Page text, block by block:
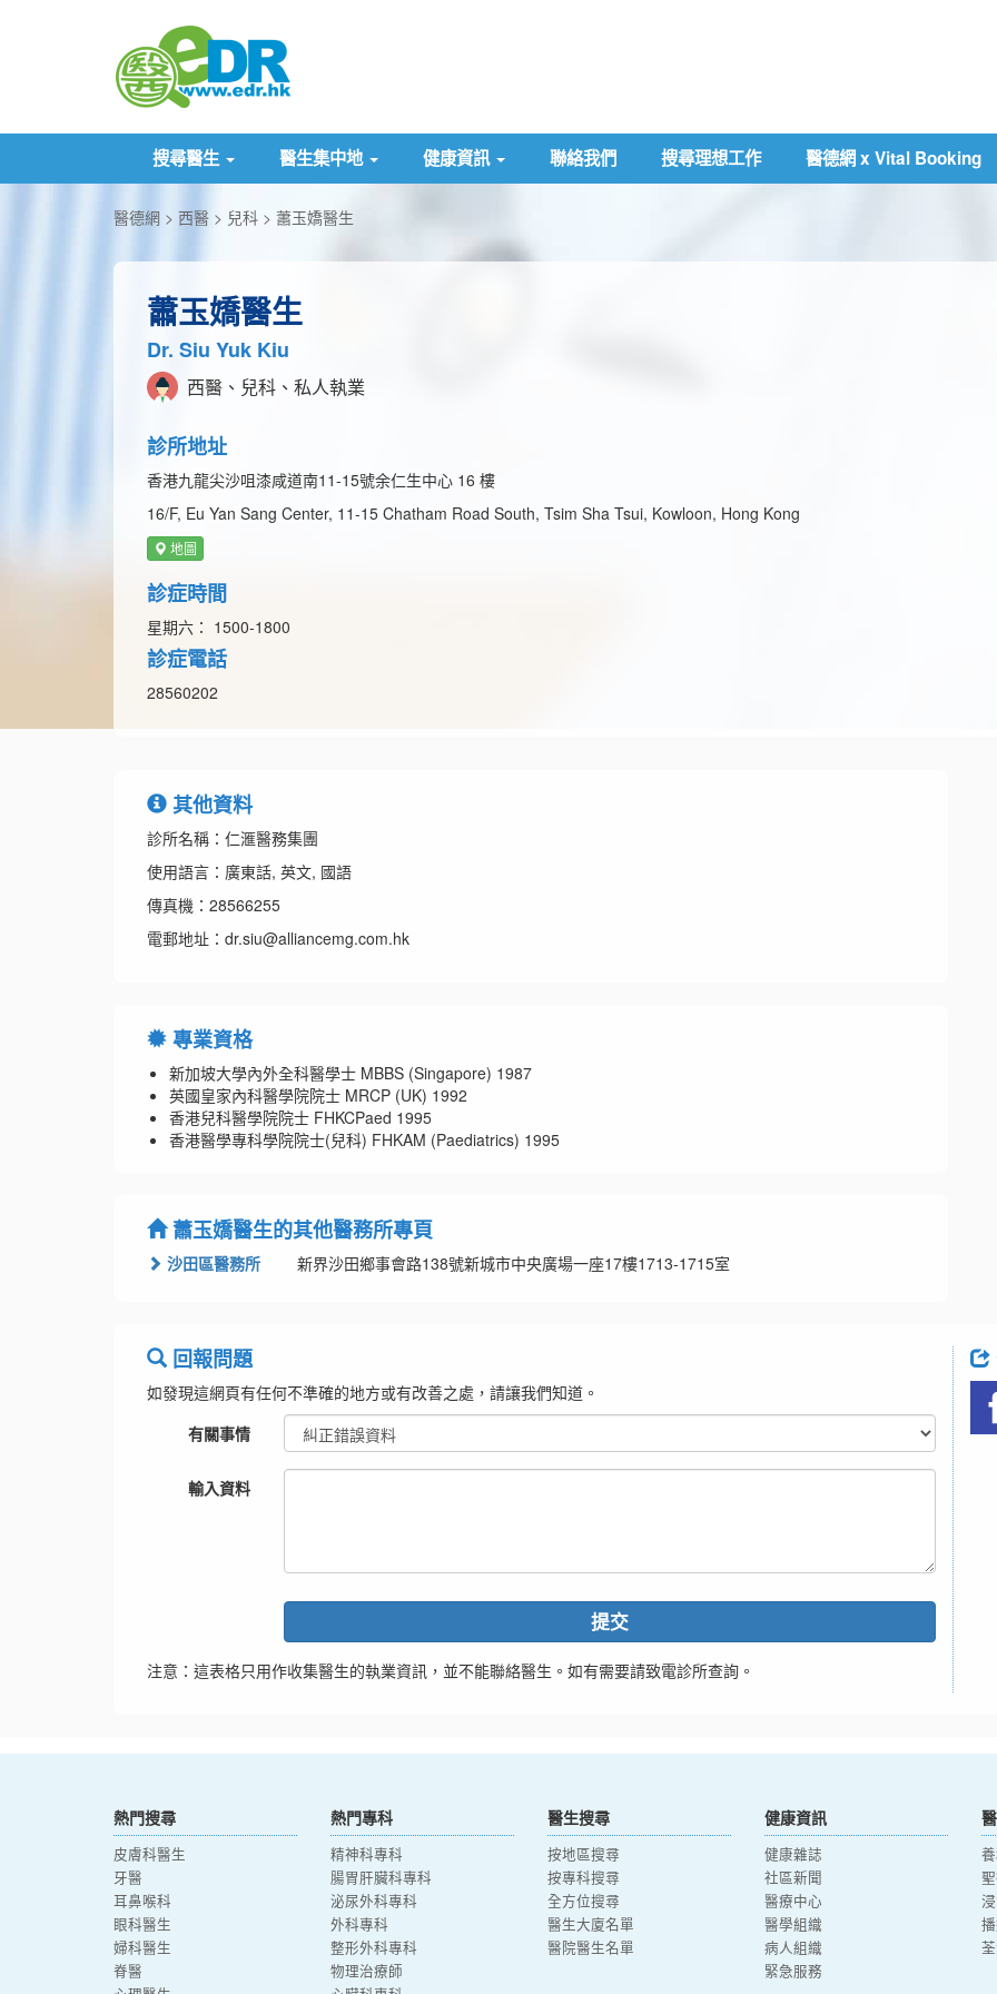
搜尋醫生 醫生集中地 健康資訊 聯絡我們 搜尋理想工作 醫德網 x Vital Booking
醫德網 西醫 兒科 蕭玉嬌醫生
蕭玉嬌醫生
Dr. Siu Yuk Kiu
西醫、兒科、私人執業
診所地址
香港九龍尖沙咀漆咸道南11-15號余仁生中心 16 樓
16/F, Eu Yan Sang Center, 11-15 Chatham Road South, Tsim Sha Tsui, Kowloon, Hong Kong
地圖
診症時間
星期六： 1500-1800
診症電話
28560202
其他資料
診所名稱：仁滙醫務集團
使用語言：廣東話, 英文, 國語
傳真機：28566255
電郵地址：dr.siu@alliancemg.com.hk
專業資格
新加坡大學內外全科醫學士 MBBS (Singapore) 1987
英國皇家內科醫學院院士 MRCP (UK) 1992
香港兒科醫學院院士 FHKCPaed 1995
香港醫學專科學院院士(兒科) FHKAM (Paediatrics) 1995
蕭玉嬌醫生的其他醫務所專頁
沙田區醫務所 新界沙田鄉事會路138號新城市中央廣場一座17樓1713-1715室
回報問題
如發現這網頁有任何不準確的地方或有改善之處，請讓我們知道。
有關事情
輸入資料
提交
注意：這表格只用作收集醫生的執業資訊，並不能聯絡醫生。如有需要請致電診所查詢。
熱門搜尋
皮膚科醫生
牙醫
耳鼻喉科
眼科醫生
婦科醫生
脊醫
熱門專科
精神科專科
腸胃肝臟科專科
泌尿外科專科
外科專科
整形外科專科
物理治療師
醫生搜尋
按地區搜尋
按專科搜尋
全方位搜尋
醫生大廈名單
醫院醫生名單
健康資訊
健康雜誌
社區新聞
醫療中心
醫學組織
病人組織
緊急服務